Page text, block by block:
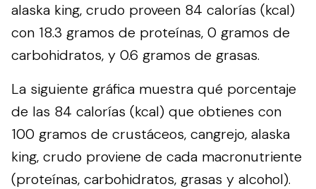
alaska king, crudo proveen 84 calorías (kcal)
con 18.3 gramos de proteínas, 0 gramos de
carbohidratos, y 0.6 gramos de grasas.
La siguiente gráfica muestra qué porcentaje
de las 84 calorías (kcal) que obtienes con
100 gramos de crustáceos, cangrejo, alaska
king, crudo proviene de cada macronutriente
(proteínas, carbohidratos, grasas y alcohol).